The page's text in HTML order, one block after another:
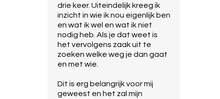
drie keer. Uiteindelijk kreeg ik
inzicht in wie ik nou eigenlijk ben
en wat ik wel en wat ik niet
nodig heb. Als je dat weet is
het vervolgens zaak uit te
zoeken welke weg je dan gaat
en met wie.
Dit is erg belangrijk voor mij
geweest en het zal mijn